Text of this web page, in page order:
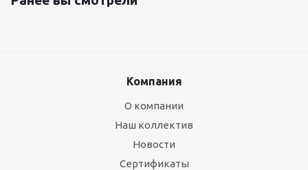
Компания
О компании
Наш коллектив
Новости
Сертификаты